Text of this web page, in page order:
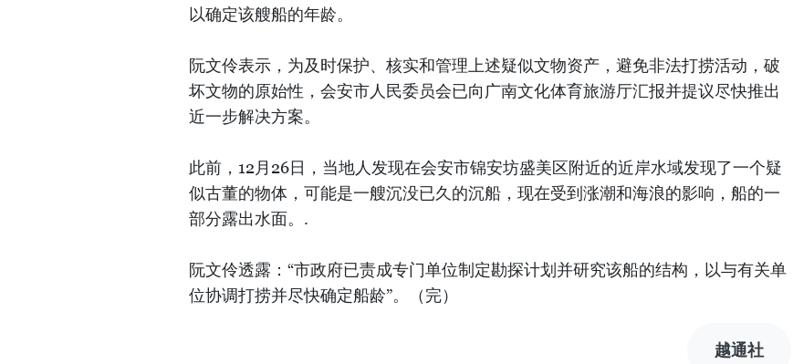
以确定该艘船的年龄。
阮文伶表示，为及时保护、核实和管理上述疑似文物资产，避免非法打捞活动，破
坏文物的原始性，会安市人民委员会已向广南文化体育旅游厅汇报并提议尽快推出
近一步解决方案。
此前，12月26日，当地人发现在会安市锦安坊盛美区附近的近岸水域发现了一个疑
似古董的物体，可能是一艘沉没已久的沉船，现在受到涨潮和海浪的影响，船的一
部分露出水面。.
阮文伶透露：“市政府已责成专门单位制定勘探计划并研究该船的结构，以与有关单
位协调打捞并尽快确定船龄”。（完）
越通社